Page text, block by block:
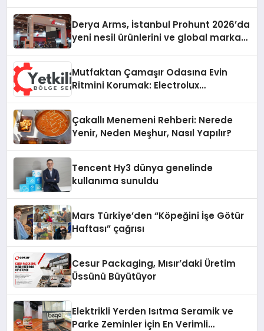
Derya Arms, İstanbul Prohunt 2026’da
yeni nesil ürünlerini ve global marka
Mutfaktan Çamaşır Odasına Evin
Ritmini Korumak: Electrolux
Çakallı Menemeni Rehberi: Nerede
Yenir, Neden Meşhur, Nasıl Yapılır?
Tencent Hy3 dünya genelinde
kullanıma sunuldu
Mars Türkiye’den “Köpeğini İşe Götür
Haftası” çağrısı
Cesur Packaging, Mısır’daki Üretim
Üssünü Büyütüyor
Elektrikli Yerden Isıtma Seramik ve
Parke Zeminler İçin En Verimli